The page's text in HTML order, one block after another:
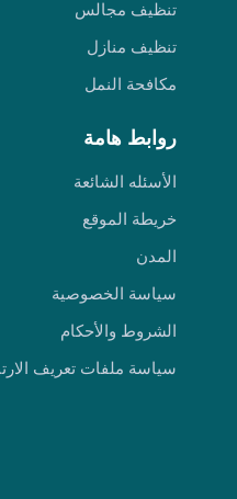
تنظيف مجالس
تنظيف منازل
مكافحة النمل
روابط هامة
الأسئله الشائعة
خريطة الموقع
المدن
سياسة الخصوصية
الشروط والأحكام
سياسة ملفات تعريف